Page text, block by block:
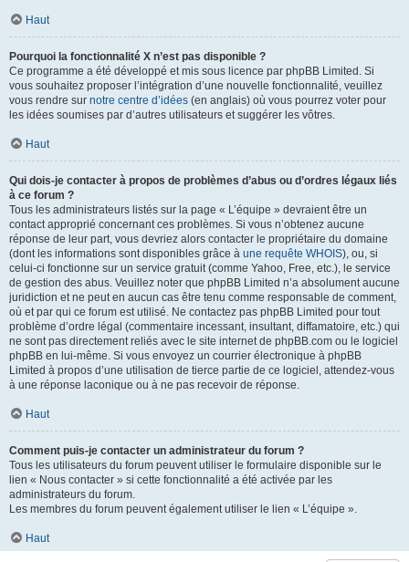
Haut
Pourquoi la fonctionnalité X n’est pas disponible ?
Ce programme a été développé et mis sous licence par phpBB Limited. Si
vous souhaitez proposer l’intégration d’une nouvelle fonctionnalité, veuillez
vous rendre sur notre centre d’idées (en anglais) où vous pourrez voter pour
les idées soumises par d’autres utilisateurs et suggérer les vôtres.
Haut
Qui dois-je contacter à propos de problèmes d’abus ou d’ordres légaux liés
à ce forum ?
Tous les administrateurs listés sur la page « L’équipe » devraient être un
contact approprié concernant ces problèmes. Si vous n’obtenez aucune
réponse de leur part, vous devriez alors contacter le propriétaire du domaine
(dont les informations sont disponibles grâce à une requête WHOIS), ou, si
celui-ci fonctionne sur un service gratuit (comme Yahoo, Free, etc.), le service
de gestion des abus. Veuillez noter que phpBB Limited n’a absolument aucune
juridiction et ne peut en aucun cas être tenu comme responsable de comment,
où et par qui ce forum est utilisé. Ne contactez pas phpBB Limited pour tout
problème d’ordre légal (commentaire incessant, insultant, diffamatoire, etc.) qui
ne sont pas directement reliés avec le site internet de phpBB.com ou le logiciel
phpBB en lui-même. Si vous envoyez un courrier électronique à phpBB
Limited à propos d’une utilisation de tierce partie de ce logiciel, attendez-vous
à une réponse laconique ou à ne pas recevoir de réponse.
Haut
Comment puis-je contacter un administrateur du forum ?
Tous les utilisateurs du forum peuvent utiliser le formulaire disponible sur le
lien « Nous contacter » si cette fonctionnalité a été activée par les
administrateurs du forum.
Les membres du forum peuvent également utiliser le lien « L’équipe ».
Haut